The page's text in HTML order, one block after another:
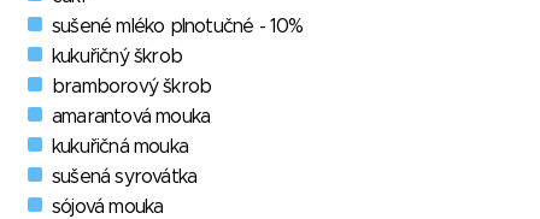
sušené mléko plnotučné - 10%
kukuřičný škrob
bramborový škrob
amarantová mouka
kukuřičná mouka
sušená syrovátka
sójová mouka